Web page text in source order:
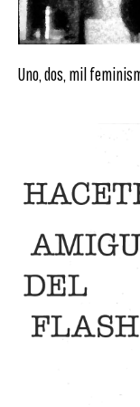
Uno, dos, mil